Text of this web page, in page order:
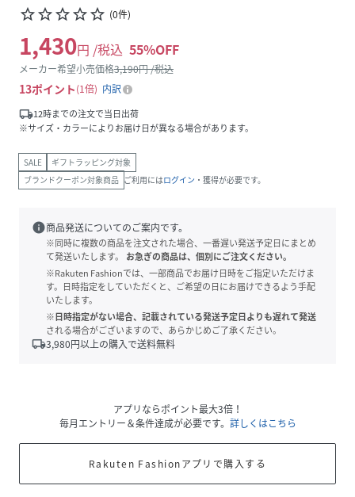
star_borderstar_borderstar_borderstar_borderstar_border (0件)
1,430円 /税込 55%OFF
メーカー希望小売価格3,190円 /税込
13ポイント 1倍
内訳
local_shipping12時までの注文で当日出荷
※サイズ・カラーによりお届け日が異なる場合があります。
SALE
ギフトラッピング対象
ブランドクーポン対象商品 ご利用にはログイン ・獲得が必要です。
info商品発送についてのご案内です。
※同時に複数の商品を注文された場合、一番遅い発送予定日にまとめ
て発送いたします。
お急ぎの商品は、個別にご注文ください。
※Rakuten Fashionでは、一部商品でお届け日時をご指定いただけま
す。日時指定をしていただくと、ご希望の日にお届けできるよう手配
いたします。
※日時指定がない場合、記載されている発送予定日よりも遅れて発送
される場合がございますので、あらかじめご了承ください。
local_shipping3,980円以上の購入で送料無料
アプリならポイント最大3倍！
毎月エントリー＆条件達成が必要です。 詳しくはこちら
Rakuten Fashionアプリで購入する